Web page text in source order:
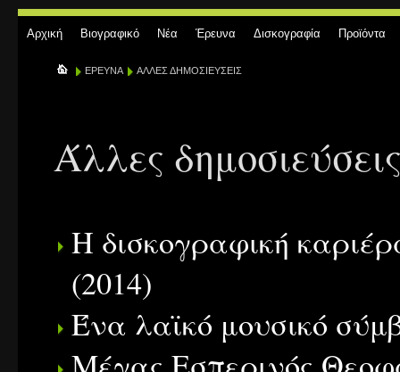
Αρχική Βιογραφικό Νέα Έρευνα Δισκογραφία Προϊόντα
ΕΡΕΥΝΑ ΑΛΛΕΣ ΔΗΜΟΣΙΕΥΣΕΙΣ
Άλλες
Η δισκογραφική
(2014)
Ένα λαϊκό μουσικό